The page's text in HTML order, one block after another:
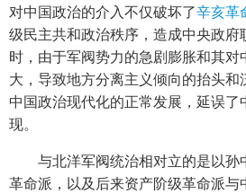
对中国政治的介入不仅破坏了辛亥革
级民主共和政治秩序，造成中央政府
时，由于军阀势力的急剧膨胀和其
大，导致地方分离主义倾向的抬头和
中国政治现代化的正常发展，延误
现。
与北洋军阀统治相对立的是以孙
革命派，以及后来资产阶级革命派